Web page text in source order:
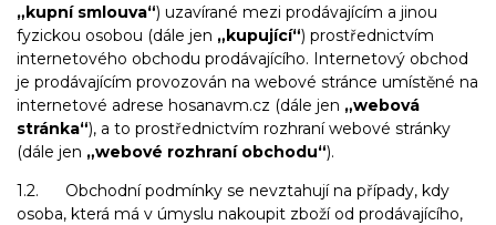
„kupní smlouva“) uzavírané mezi prodávajícím a jinou
fyzickou osobou (dále jen „kupující“) prostřednictvím
internetového obchodu prodávajícího. Internetový obchod
je prodávajícím provozován na webové stránce umístěné na
internetové adrese hosanavm.cz (dále jen „webová
stránka“), a to prostřednictvím rozhraní webové stránky
(dále jen „webové rozhraní obchodu“).
1.2. Obchodní podmínky se nevztahují na případy, kdy
osoba, která má v úmyslu nakoupit zboží od prodávajícího,